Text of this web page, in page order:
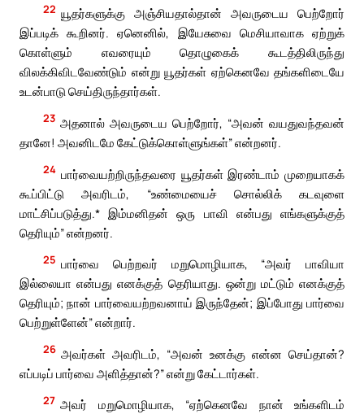
22 யூதர்களுக்கு அஞ்சியதால்தான் அவருடைய பெற்றோர்
இப்படிக் கூறினர். ஏனெனில், இயேசுவை மெசியாவாக ஏற்றுக்
கொள்ளும் எவரையும் தொழுகைக் கூடத்திலிருந்து
விலக்கிவிடவேண்டும் என்று யூதர்கள் ஏற்கெனவே தங்களிடையே
உடன்பாடு செய்திருந்தார்கள்.
23 அதனால் அவருடைய பெற்றோர், “அவன் வயதுவந்தவன்
தானே! அவனிடமே கேட்டுக்கொள்ளுங்கள்” என்றனர்.
24 பார்வையற்றிருந்தவரை யூதர்கள் இரண்டாம் முறையாகக்
கூப்பிட்டு அவரிடம், “உண்மையைச் சொல்லிக் கடவுளை
மாட்சிப்படுத்து.* இம்மனிதன் ஒரு பாவி என்பது எங்களுக்குத்
தெரியும்” என்றனர்.
25 பார்வை பெற்றவர் மறுமொழியாக, “அவர் பாவியா
இல்லையா என்பது எனக்குத் தெரியாது. ஒன்று மட்டும் எனக்குத்
தெரியும்; நான் பார்வையற்றவனாய் இருந்தேன்; இப்போது பார்வை
பெற்றுள்ளேன்” என்றார்.
26 அவர்கள் அவரிடம், “அவன் உனக்கு என்ன செய்தான்?
எப்படிப் பார்வை அளித்தான்?” என்று கேட்டார்கள்.
27 அவர் மறுமொழியாக, “ஏற்கெனவே நான் உங்களிடம்